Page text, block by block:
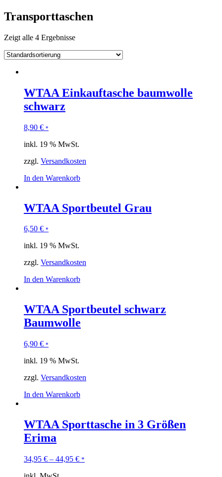
Transporttaschen
Zeigt alle 4 Ergebnisse
WTAA Einkauftasche baumwolle
schwarz
8,90 € *
inkl. 19 % MwSt.
zzgl. Versandkosten
In den Warenkorb
WTAA Sportbeutel Grau
6,50 € *
inkl. 19 % MwSt.
zzgl. Versandkosten
In den Warenkorb
WTAA Sportbeutel schwarz
Baumwolle
6,90 € *
inkl. 19 % MwSt.
zzgl. Versandkosten
In den Warenkorb
WTAA Sporttasche in 3 Größen
Erima
34,95 € – 44,95 € *